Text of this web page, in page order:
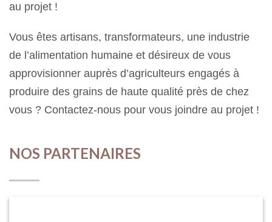
au projet !
Vous êtes artisans, transformateurs, une industrie
de l’alimentation humaine et désireux de vous
approvisionner auprès d’agriculteurs engagés à
produire des grains de haute qualité près de chez
vous ? Contactez-nous pour vous joindre au projet !
NOS PARTENAIRES